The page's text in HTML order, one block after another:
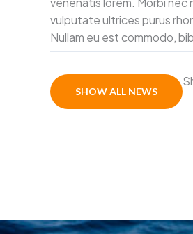
vulputate ultrices purus
Nullam eu est commodo,
SHOW ALL NEWS